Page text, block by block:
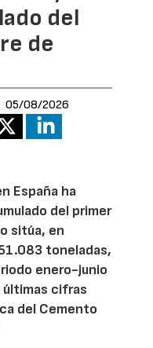
del
de
05/08/2026
España ha
del primer
sitúa, en
toneladas,
enero-junio
últimas cifras
del Cemento